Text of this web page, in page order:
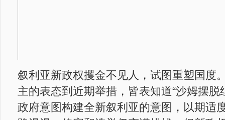
叙利亚新政权攫金不见人，试图重塑国度
主的表态到近期举措，皆表知道“沙姆摆脱
政府意图构建全新叙利亚的意图，以期适